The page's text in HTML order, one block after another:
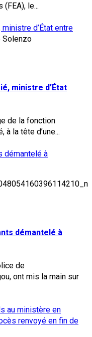
le...
d’État entre
ministre d’État
de la fonction
la tête d’une...
démantelé à
démantelé à
de
ont mis la main sur
au ministère en
renvoyé en fin de